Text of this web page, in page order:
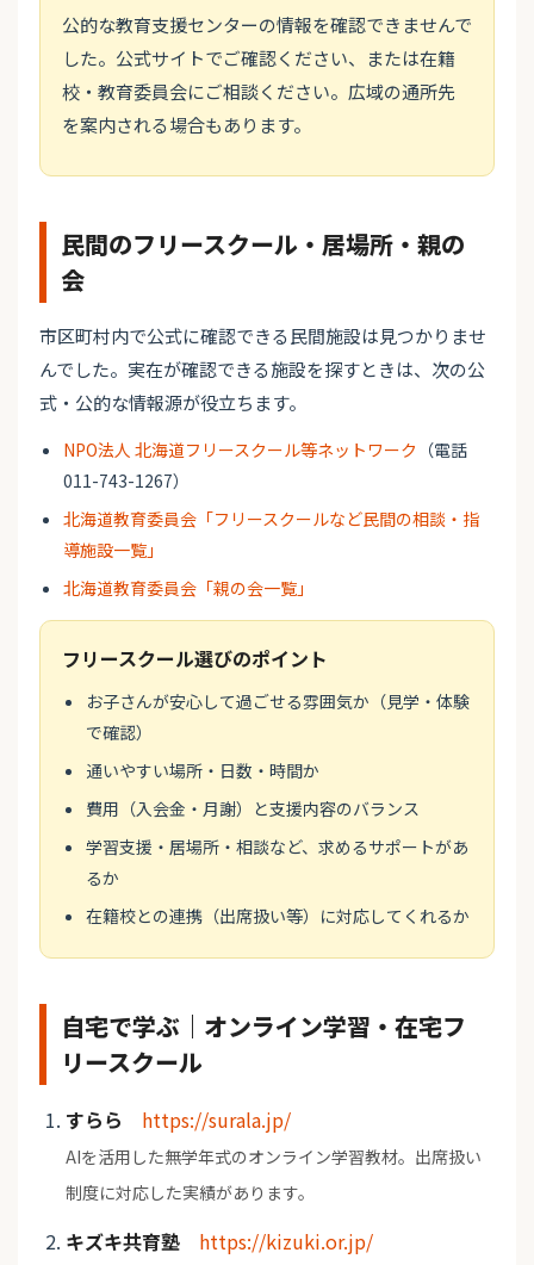
公的な教育支援センターの情報を確認できませんで
した。公式サイトでご確認ください、または在籍
校・教育委員会にご相談ください。広域の通所先
を案内される場合もあります。
民間のフリースクール・居場所・親の
会
市区町村内で公式に確認できる民間施設は見つかりませ
んでした。実在が確認できる施設を探すときは、次の公
式・公的な情報源が役立ちます。
NPO法人 北海道フリースクール等ネットワーク （電話
011-743-1267）
北海道教育委員会「フリースクールなど民間の相談・指
導施設一覧」
北海道教育委員会「親の会一覧」
フリースクール選びのポイント
お子さんが安心して過ごせる雰囲気か（見学・体験
で確認）
通いやすい場所・日数・時間か
費用（入会金・月謝）と支援内容のバランス
学習支援・居場所・相談など、求めるサポートがあ
るか
在籍校との連携（出席扱い等）に対応してくれるか
自宅で学ぶ｜オンライン学習・在宅フ
リースクール
すらら https://surala.jp/
AIを活用した無学年式のオンライン学習教材。出席扱い
制度に対応した実績があります。
キズキ共育塾 https://kizuki.or.jp/